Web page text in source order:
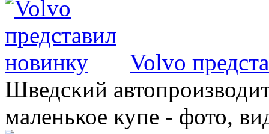
Volvo
Шведский
маленькое купе - фото,